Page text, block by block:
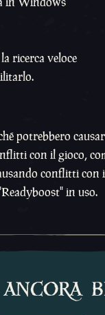
ricerca veloce
potrebbero
con il gioco,
conflitti con
in uso.